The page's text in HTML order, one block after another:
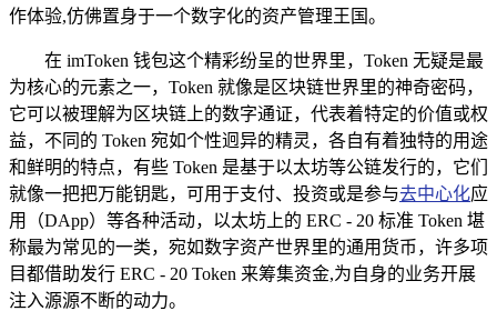
作体验,仿佛置身于一个数字化的资产管理王国。
在 imToken 钱包这个精彩纷呈的世界里，Token 无疑是最
为核心的元素之一，Token 就像是区块链世界里的神奇密码，
它可以被理解为区块链上的数字通证，代表着特定的价值或权
益，不同的 Token 宛如个性迥异的精灵，各自有着独特的用途
和鲜明的特点，有些 Token 是基于以太坊等公链发行的，它们
就像一把把万能钥匙，可用于支付、投资或是参与去中心化应
用（DApp）等各种活动，以太坊上的 ERC - 20 标准 Token 堪
称最为常见的一类，宛如数字资产世界里的通用货币，许多项
目都借助发行 ERC - 20 Token 来筹集资金,为自身的业务开展
注入源源不断的动力。